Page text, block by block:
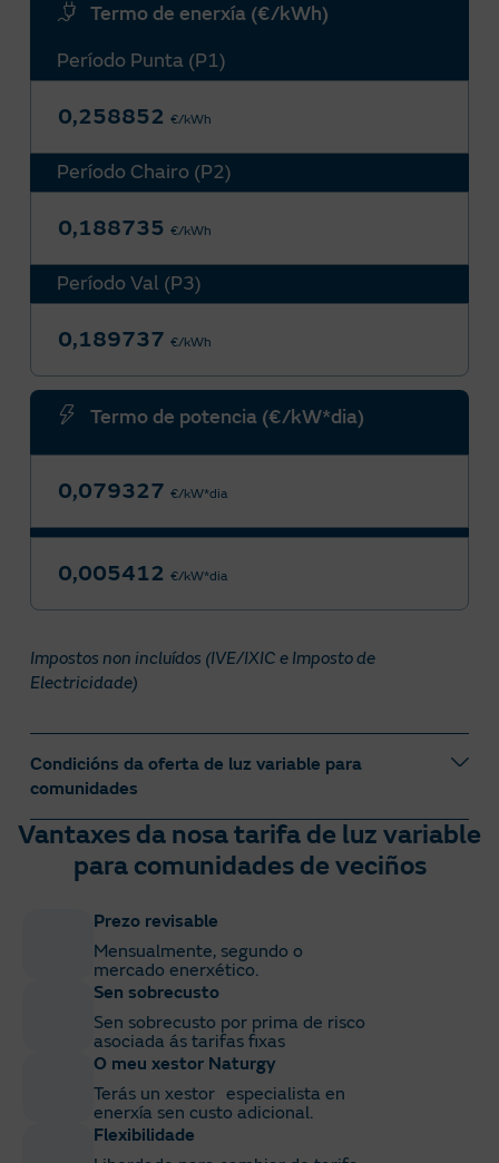
Termo de enerxía (€/kWh)
Período Punta (P1)
0,258852 €/kWh
Período Chairo (P2)
0,188735 €/kWh
Período Val (P3)
0,189737 €/kWh
Termo de potencia (€/kW*dia)
0,079327 €/kW*dia
0,005412 €/kW*dia
Impostos non incluídos (IVE/IXIC e Imposto de
Electricidade)
Condicións da oferta de luz variable para
comunidades
Oferta válida desde o01/08/2026ata o
31/08/2026.
conceptos regulados polo Goberno e aplicaranse
as variacións á alza ou á baixa dos impostos
aplicables e dos conceptos regulados (a título
enunciativo e non limitativo, cargos do sistema,
peaxes, alugueiro do contador...). Así mesmo,
poderá repercutirse no prezo calquera concepto
regulado, taxa ou imposto de nova creación ou
que substitúa os actuais e que sexa aplicable
durante o período de duración deste contrato.
Os prezos indicados non inclúen o IVE nin o
Vantaxes da nosa tarifa de luz variable
para comunidades de veciños
Prezo revisable
Mensualmente, segundo o
mercado enerxético.
Sen sobrecusto
Sen sobrecusto por prima de risco
asociada ás tarifas fixas
O meu xestor Naturgy
Terás un xestor especialista en
enerxía sen custo adicional.
Flexibilidade